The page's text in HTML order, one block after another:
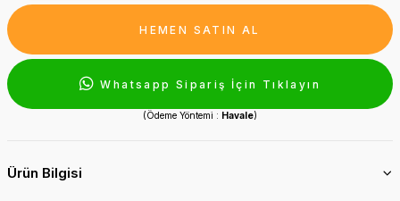
HEMEN SATIN AL
Whatsapp Sipariş İçin Tıklayın
(Ödeme Yöntemi : Havale)
Ürün Bilgisi